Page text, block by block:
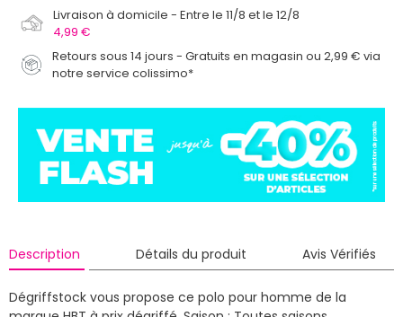
Livraison à domicile
Entre le 11/8 et le 12/8
4,99 €
Retours sous 14 jours - Gratuits en magasin ou 2,99 € via
notre service colissimo*
Description Détails du produit Avis Vérifiés
Dégriffstock vous propose ce polo pour homme de la